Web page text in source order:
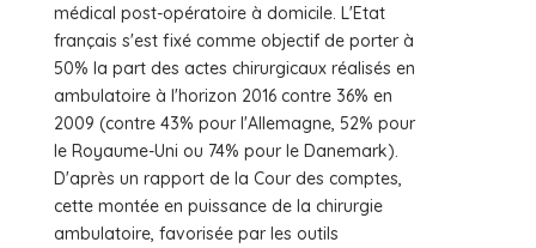
médical post-opératoire à domicile. L'Etat
français s'est fixé comme objectif de porter à
50% la part des actes chirurgicaux réalisés en
ambulatoire à l'horizon 2016 contre 36% en
2009 (contre 43% pour l'Allemagne, 52% pour
le Royaume-Uni ou 74% pour le Danemark).
D'après un rapport de la Cour des comptes,
cette montée en puissance de la chirurgie
ambulatoire, favorisée par les outils